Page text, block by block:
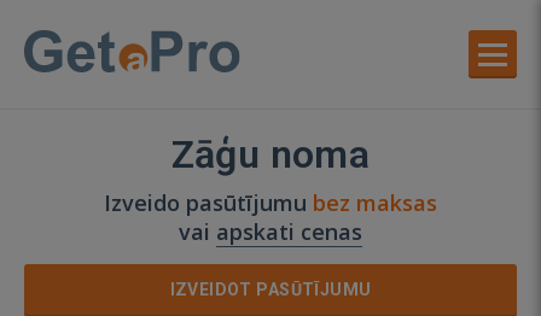
Zāģu noma
Izveido pasūtījumu bez maksas
vai apskati cenas
IZVEIDOT PASŪTĪJUMU